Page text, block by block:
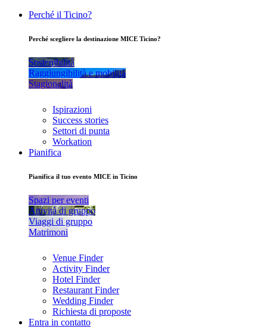
Perché il Ticino?
Perché scegliere la destinazione MICE Ticino?
Sostenibilità
Raggiungibilità e mobilità
Stagionalità
Ispirazioni
Success stories
Settori di punta
Workation
Pianifica
Pianifica il tuo evento MICE in Ticino
Spazi per eventi
Attività di gruppo
Viaggi di gruppo
Matrimoni
Venue Finder
Activity Finder
Hotel Finder
Restaurant Finder
Wedding Finder
Richiesta di proposte
Entra in contatto